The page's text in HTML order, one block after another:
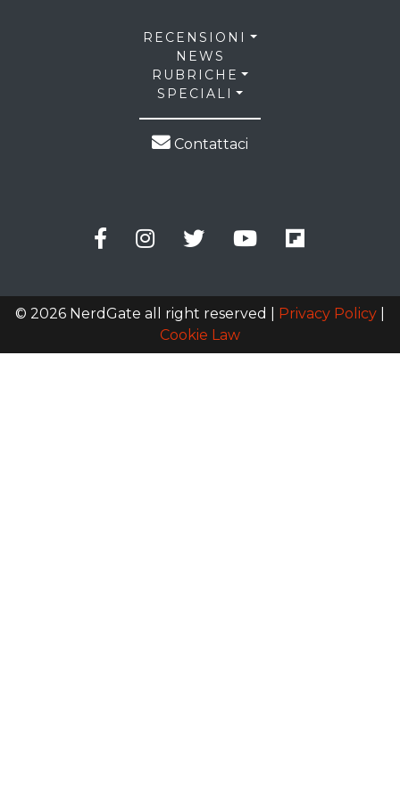
RECENSIONI
NEWS
RUBRICHE
SPECIALI
Contattaci
© 2026 NerdGate all right reserved | Privacy Policy
Cookie Law